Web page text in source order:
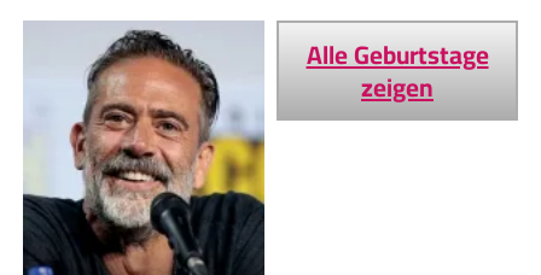
Alle Geburtstage
zeigen